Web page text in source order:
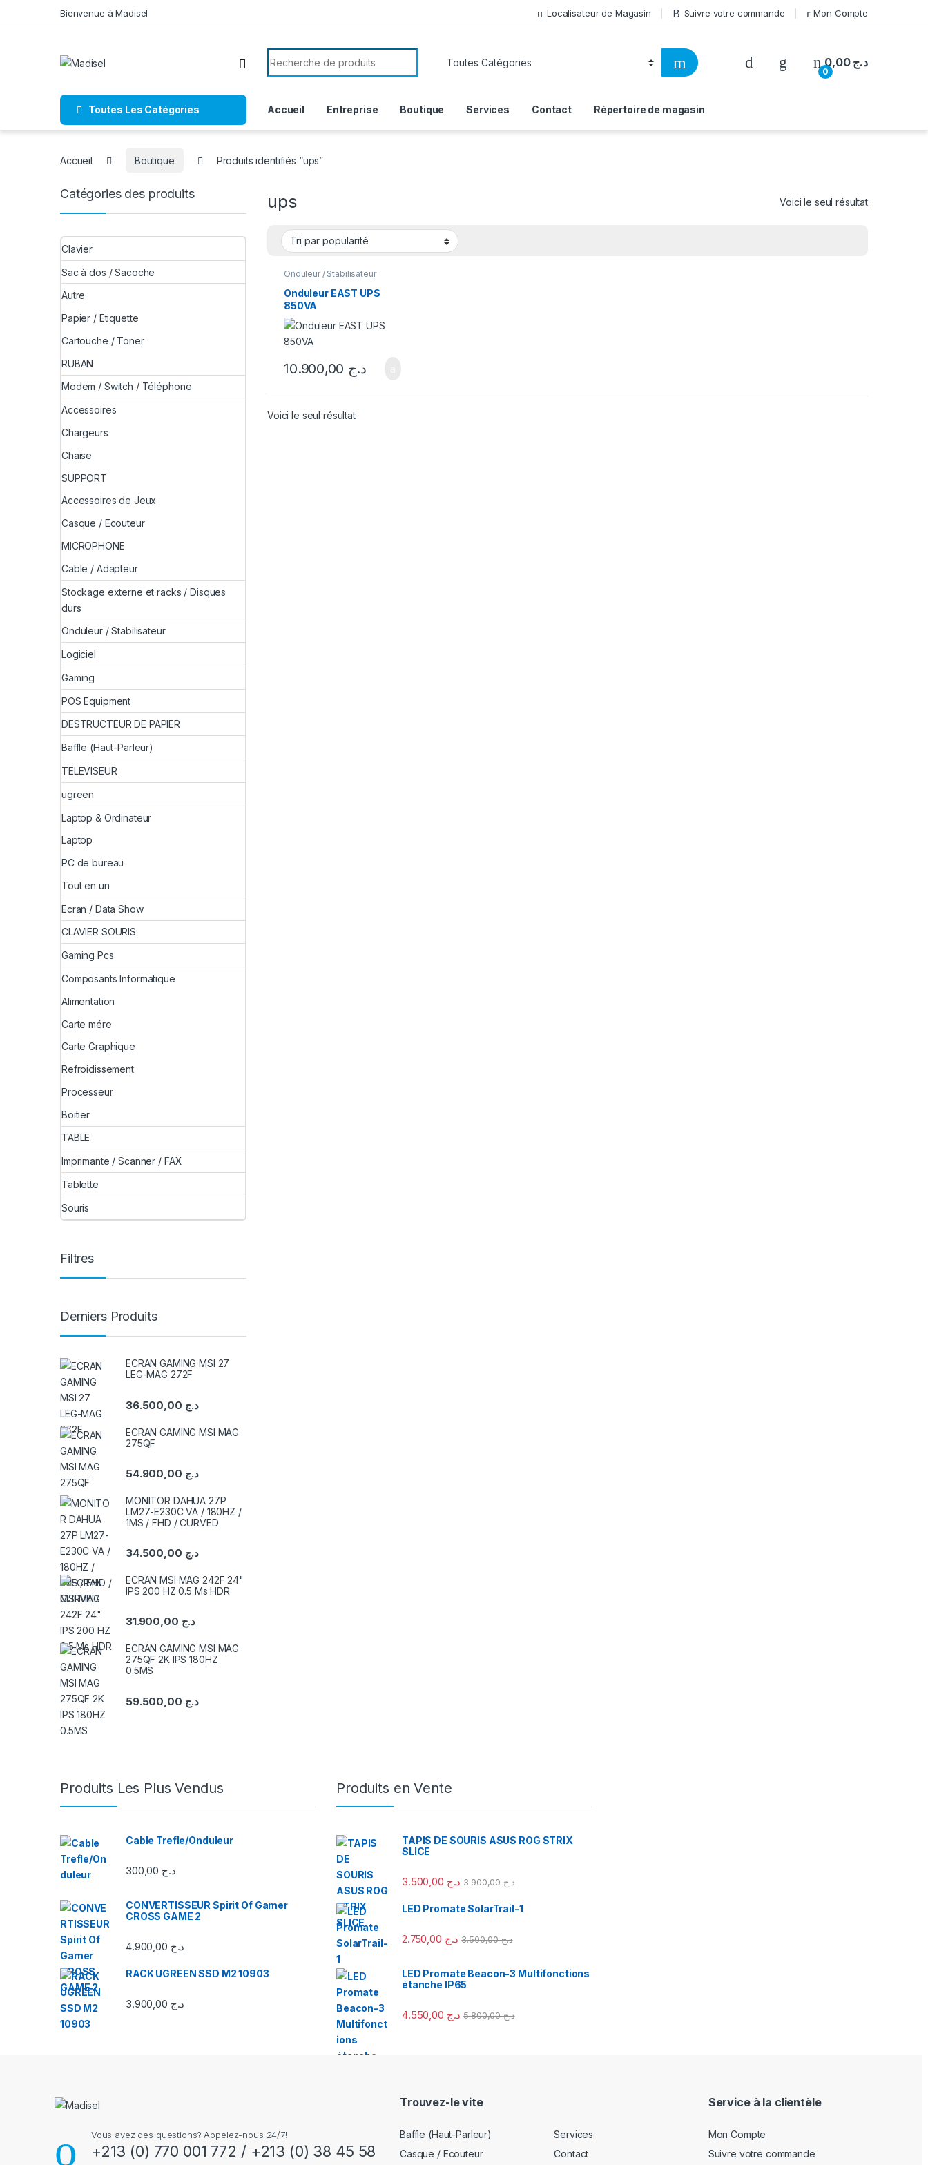
Bienvenue à Madisel Localisateur de Magasin Suivre votre commande Mon Compte
Search for:
0
د.ج 0,00
Toutes Les Catégories Accueil Entreprise Boutique Services Contact Répertoire de magasin
Accueil Boutique Produits identifiés “ups”
ups Voici le seul résultat
Onduleur / Stabilisateur
Onduleur EAST UPS
850VA
د.ج
Voici le seul résultat
Catégories des produits
Clavier
Sac à dos / Sacoche
Autre
Papier / Etiquette
Cartouche / Toner
RUBAN
Modem / Switch / Téléphone
Accessoires
Chargeurs
Chaise
SUPPORT
Accessoires de Jeux
Casque / Ecouteur
MICROPHONE
Cable / Adapteur
Stockage externe et racks / Disques
durs
Onduleur / Stabilisateur
Logiciel
Gaming
POS Equipment
DESTRUCTEUR DE PAPIER
Baffle (Haut-Parleur)
TELEVISEUR
ugreen
Laptop & Ordinateur
Laptop
PC de bureau
Tout en un
Ecran / Data Show
CLAVIER SOURIS
Gaming Pcs
Composants Informatique
Alimentation
Carte mére
Carte Graphique
Refroidissement
Processeur
Boitier
TABLE
Imprimante / Scanner / FAX
Tablette
Souris
Filtres
Derniers Produits
ECRAN GAMING MSI 27
LEG-MAG 272F
د.ج
ECRAN GAMING MSI MAG
275QF
د.ج
MONITOR DAHUA 27P
LM27-E230C VA / 180HZ /
1MS / FHD / CURVED
د.ج
ECRAN MSI MAG 242F 24"
IPS 200 HZ 0.5 Ms HDR
د.ج
ECRAN GAMING MSI MAG
275QF 2K IPS 180HZ
0.5MS
د.ج
Produits Les Plus Vendus
Cable Trefle/Onduleur
د.ج
CONVERTISSEUR Spirit Of Gamer
CROSS GAME 2
د.ج
RACK UGREEN SSD M2 10903
د.ج
Produits en Vente
TAPIS DE SOURIS ASUS ROG STRIX
SLICE
د.ج د.ج3.900,00
LED Promate SolarTrail-1
د.ج د.ج3.500,00
LED Promate Beacon-3 Multifonctions
étanche IP65
د.ج د.ج5.800,00
Vous avez des questions? Appelez-nous 24/7!
+213 (0) 770 001 772 / +213 (0) 38 45 58
Trouvez-le vite
Baffle (Haut-Parleur)
Casque / Ecouteur
Services
Contact
Service à la clientèle
Mon Compte
Suivre votre commande